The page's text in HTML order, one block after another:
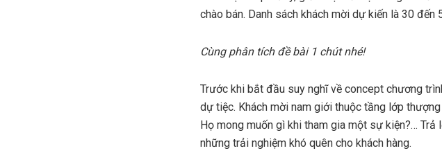
chào bán. Danh sách khách mời dự kiến là 30 đến
Cùng phân tích đề bài 1 chút nhé!
Trước khi bắt đầu suy nghĩ về concept chương
dự tiệc. Khách mời nam giới thuộc tầng lớp
Họ mong muốn gì khi tham gia một sự kiện?…
những trải nghiệm khó quên cho khách hàng.